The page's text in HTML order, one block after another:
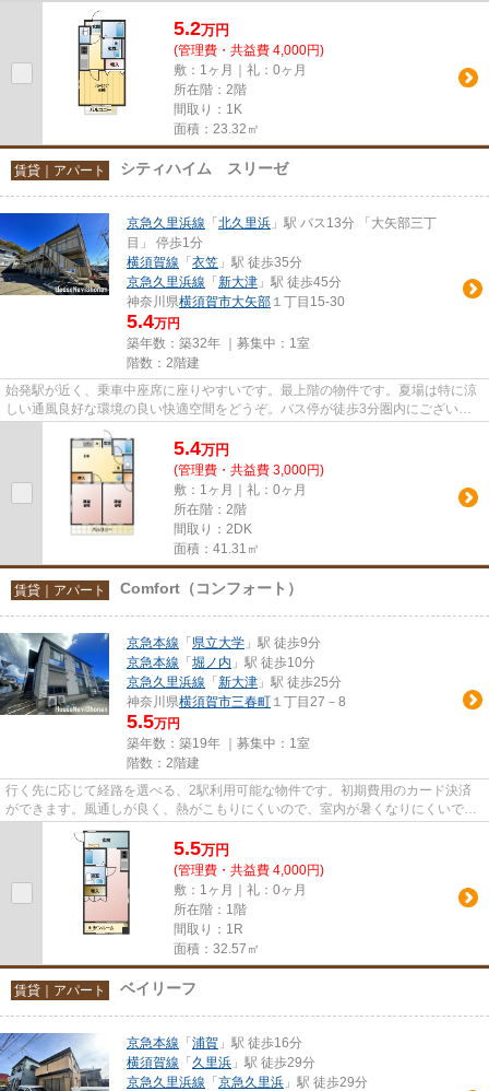
5.2万円
(管理費・共益費 4,000円)
敷：1ヶ月｜礼：0ヶ月
所在階：2階
間取り：1K
面積：23.32㎡
賃貸｜アパート シティハイム スリーゼ
京急久里浜線 「 北久里浜 」駅 バス13分 「大矢部三丁
目」 停歩1分
横須賀線 「 衣笠 」駅 徒歩35分
京急久里浜線 「 新大津 」駅 徒歩45分
神奈川県横須賀市大矢部 １丁目15-30
5.4万円
築年数：築32年 ｜募集中： 1室
階数：2階建
始発駅が近く、乗車中座席に座りやすいです。最上階の物件です。夏場は特に涼
しい通風良好な環境の良い快適空間をどうぞ。バス停が徒歩3分圏内にございま
す。落ち着いた街並みが魅力の...
5.4万円
(管理費・共益費 3,000円)
敷：1ヶ月｜礼：0ヶ月
所在階：2階
間取り：2DK
面積：41.31㎡
賃貸｜アパート Comfort（コンフォート）
京急本線 「 県立大学 」駅 徒歩9分
京急本線 「 堀ノ内 」駅 徒歩10分
京急久里浜線 「 新大津 」駅 徒歩25分
神奈川県横須賀市三春町 １丁目27－8
5.5万円
築年数：築19年 ｜募集中： 1室
階数：2階建
行く先に応じて経路を選べる、2駅利用可能な物件です。初期費用のカード決済
ができます。風通しが良く、熱がこもりにくいので、室内が暑くなりにくいで
す。こちらの物件はアパートです。
5.5万円
(管理費・共益費 4,000円)
敷：1ヶ月｜礼：0ヶ月
所在階：1階
間取り：1R
面積：32.57㎡
賃貸｜アパート ベイリーフ
京急本線 「 浦賀 」駅 徒歩16分
横須賀線 「 久里浜 」駅 徒歩29分
京急久里浜線 「 京急久里浜 」駅 徒歩29分